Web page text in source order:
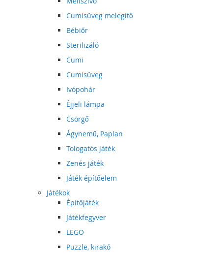
Cumisüveg melegítő
Bébiőr
Sterilizáló
Cumi
Cumisüveg
Ivópohár
Éjjeli lámpa
Csörgő
Ágynemű, Paplan
Tologatós játék
Zenés játék
Játék építőelem
Játékok
Épitőjáték
Játékfegyver
LEGO
Puzzle, kirakó